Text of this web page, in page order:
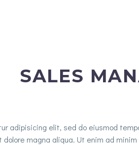
SALES
adipisicing elit, sed do eiusmod
magna aliqua. Ut enim ad